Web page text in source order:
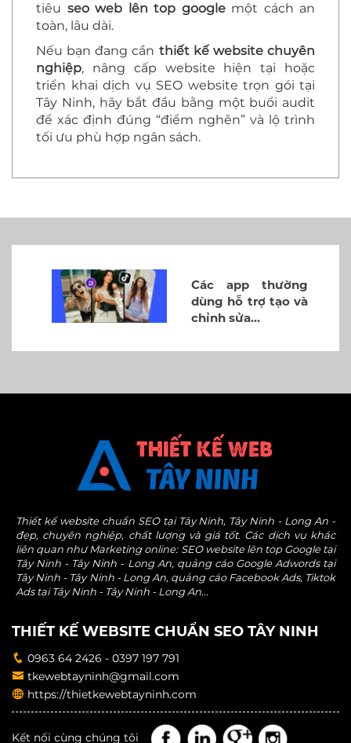
tiêu seo web lên top googlemột cách an
toàn, lâu dài.
Nếu bạn đang cần thiết kế website chuyên
nghiệp, nâng cấp website hiện tại hoặc
triển khai dịch vụ SEO website trọn gói tại
Tây Ninh, hãy bắt đầu bằng một buổi audit
để xác định đúng “điểm nghẽn” và lộ trình
tối ưu phù hợp ngân sách.
Dịch vụ SEO web,
GEO web lên top
Google tại…
Thiết kế website chuẩn SEO tại Tây Ninh, Tây Ninh - Long An -
đẹp, chuyên nghiệp, chất lượng và giá tốt. Các dịch vụ khác
liên quan như Marketing online: SEO website lên top Google tại
Tây Ninh - Tây Ninh - Long An, quảng cáo Google Adwords tại
Tây Ninh - Tây Ninh - Long An, quảng cáo Facebook Ads, Tiktok
Ads tại Tây Ninh - Tây Ninh - Long An...
THIẾT KẾ WEBSITE CHUẨN SEO TÂY NINH
0963 64 2426 - 0397 197 791
tkewebtayninh@gmail.com
https://thietkewebtayninh.com
Kết nối cùng chúng tôi